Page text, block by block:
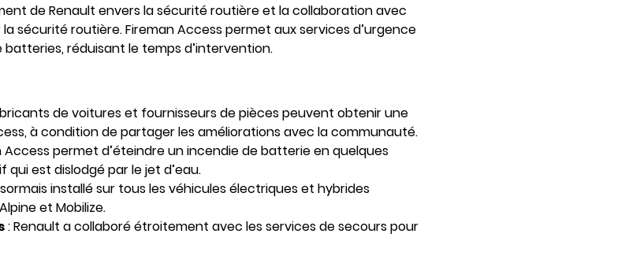
de Renault envers la sécurité routière et la collaboration avec
la sécurité routière. Fireman Access permet aux services d’urgence
réduisant le temps d’intervention.
de voitures et fournisseurs de pièces peuvent obtenir une
à condition de partager les améliorations avec la communauté.
Access permet d’éteindre un incendie de batterie en quelques
est dislodgé par le jet d’eau.
installé sur tous les véhicules électriques et hybrides
et Mobilize.
: Renault a collaboré étroitement avec les services de secours pour